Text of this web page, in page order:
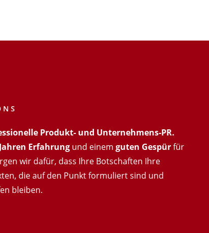
Produkt- und Unternehmens-PR.
Erfahrung und einem guten Gespürfür
wir dafür, dass Ihre Botschaften Ihre
die auf den Punkt formuliert sind und
bleiben.